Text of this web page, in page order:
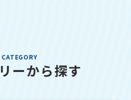
CATEGORY
ーから探す